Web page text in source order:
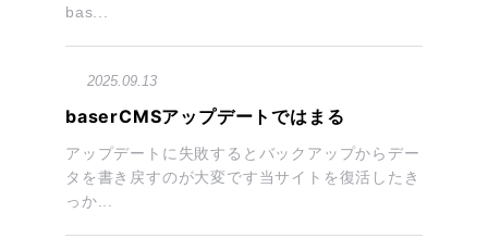
bas...
2025.09.13
baserCMSアップデートではまる
アップデートに失敗するとバックアップからデー
タを書き戻すのが大変です当サイトを復活したき
っか...